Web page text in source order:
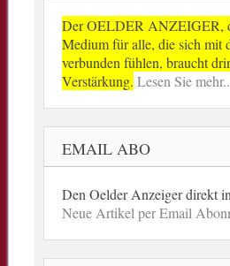
Der OELDER ANZEIGER,
Medium für alle, die sich mit
verbunden fühlen, braucht
Verstärkung. Lesen Sie
EMAIL ABO
Den Oelder Anzeiger direkt
Neue Artikel per Email